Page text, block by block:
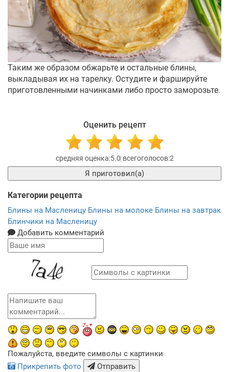
Таким же образом обжарьте и остальные блины,
выкладывая их на тарелку. Остудите и фаршируйте
приготовленными начинками либо просто заморозьте.
Оценить рецепт
5.0 2
Я приготовил(а)
Категории рецепта
Блины на Масленицу Блины на молоке Блины на завтрак
Блинчики на Масленицу
Добавить комментарий
Пожалуйста, введите символы с картинки
Прикрепить фото
Отправить